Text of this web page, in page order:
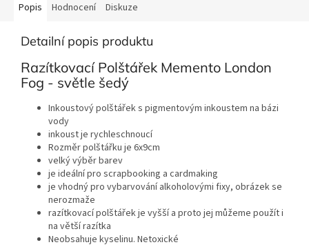
Popis Hodnocení Diskuze
Detailní popis produktu
Razítkovací Polštářek Memento London
Fog - světle šedý
Inkoustový polštářek s pigmentovým inkoustem na bázi
vody
inkoust je rychleschnoucí
Rozměr polštářku je 6x9cm
velký výběr barev
je ideální pro scrapbooking a cardmaking
je vhodný pro vybarvování alkoholovými fixy, obrázek se
nerozmaže
razítkovací polštářek je vyšší a proto jej můžeme použít i
na větší razítka
Neobsahuje kyselinu. Netoxické